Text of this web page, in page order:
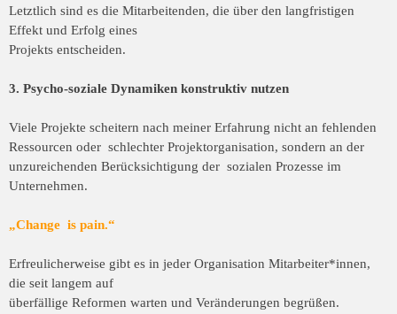
Letztlich sind es die Mitarbeitenden, die über den langfristigen
Effekt und Erfolg eines
Projekts entscheiden.
3. Psycho-soziale Dynamiken konstruktiv nutzen
Viele Projekte scheitern nach meiner Erfahrung nicht an fehlenden
Ressourcen oder schlechter Projektorganisation, sondern an der
unzureichenden Berücksichtigung der sozialen Prozesse im
Unternehmen.
„Change is pain.“
Erfreulicherweise gibt es in jeder Organisation Mitarbeiter*innen,
die seit langem auf
überfällige Reformen warten und Veränderungen begrüßen.